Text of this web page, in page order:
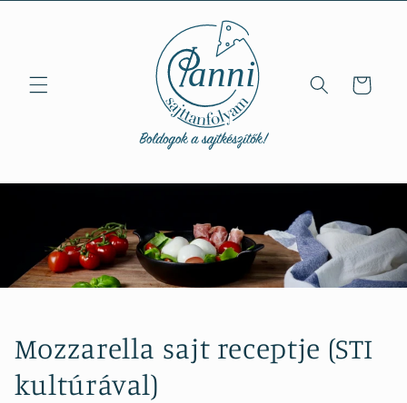
Kosár
Mozzarella sajt receptje (STI
kultúrával)